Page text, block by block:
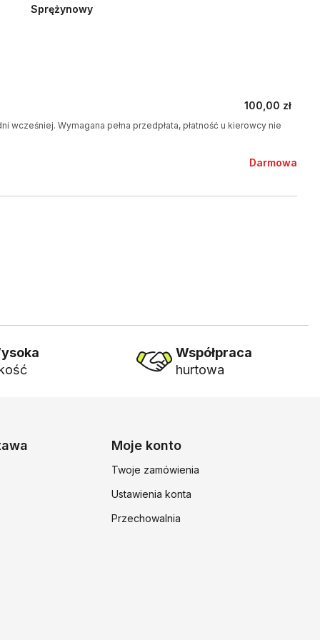
Sprężynowy
100,00 zł
Wymagana pełna przedpłata, płatność u kierowcy nie
Darmowa
Współpraca
hurtowa
Moje konto
Twoje zamówienia
Ustawienia konta
Przechowalnia